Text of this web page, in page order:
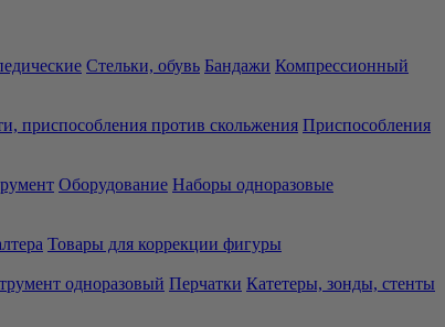
Стельки, обувь Бандажи Компрессионный
приспособления против скольжения Приспособления
Оборудование Наборы одноразовые
Товары для коррекции фигуры
одноразовый Перчатки Катетеры, зонды, стенты